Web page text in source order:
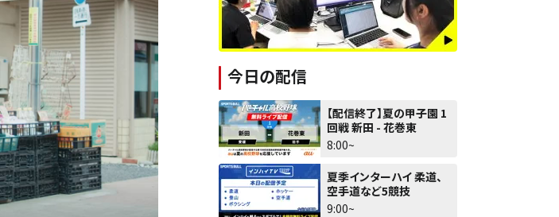
今日の配信
【配信終了】夏の甲子園 1
回戦 新田 - 花巻東
8:00~
夏季インターハイ 柔道、
空手道など5競技
9:00~